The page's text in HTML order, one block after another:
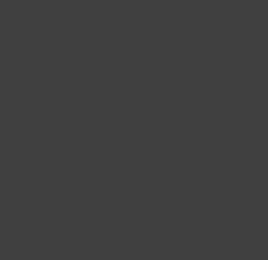
7- Si has